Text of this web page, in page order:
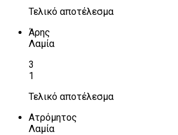
Τελικό αποτέλεσμα
Άρης
Λαμία
3
1
Τελικό αποτέλεσμα
Ατρόμητος
Λαμία